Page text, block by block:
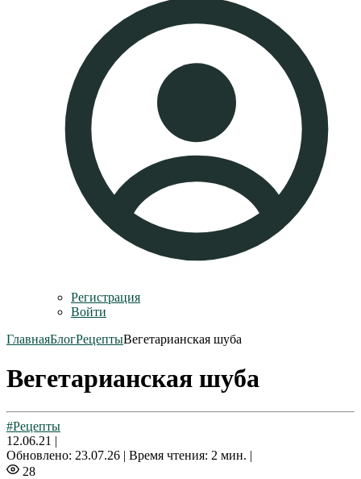
Регистрация
Войти
ГлавнаяБлогРецептыВегетарианская шуба
Вегетарианская шуба
#Рецепты
12.06.21 |
Обновлено: 23.07.26 | Время чтения: 2 мин. |
28